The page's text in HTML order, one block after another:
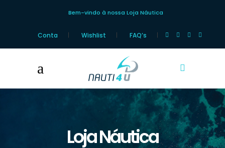
Bem-vindo à nossa Loja Náutica
Conta Wishlist FAQ’s
Loja Náutica